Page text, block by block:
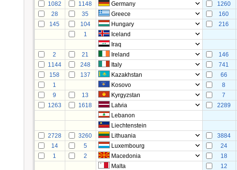
1082
1148 Germany 1260
28
35 Greece 160
145
104 Hungary 216
1
Iceland
Iraq
2
21 Ireland 146
1144
248 Italy 741
158
137 Kazakhstan 66
1
Kosovo 8
9
13 Kyrgyzstan 7
1263
1618 Latvia 2289
Lebanon
Liechtenstein
2728
3260 Lithuania 3884
14
5 Luxembourg 24
1
2 Macedonia 18
Malta
12